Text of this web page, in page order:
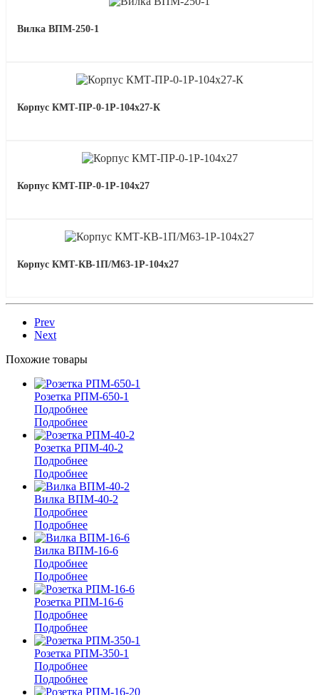
Вилка ВПМ-250-1
Корпус КМТ-ПР-0-1Р-104х27-К
Корпус КМТ-ПР-0-1Р-104х27
Корпус КМТ-КВ-1П/М63-1Р-104х27
Prev
Next
Похожие товары
Розетка РПМ-650-1
Подробнее
Подробнее
Розетка РПМ-40-2
Подробнее
Подробнее
Вилка ВПМ-40-2
Подробнее
Подробнее
Вилка ВПМ-16-6
Подробнее
Подробнее
Розетка РПМ-16-6
Подробнее
Подробнее
Розетка РПМ-350-1
Подробнее
Подробнее